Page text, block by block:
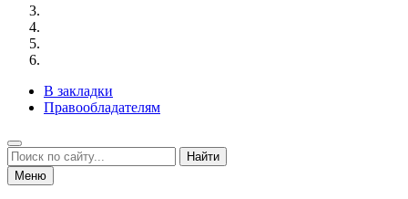
В закладки
Правообладателям
Найти
Меню